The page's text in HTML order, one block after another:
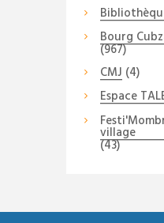
Bourg
(967)
CMJ (4)
Espace
village
(43)